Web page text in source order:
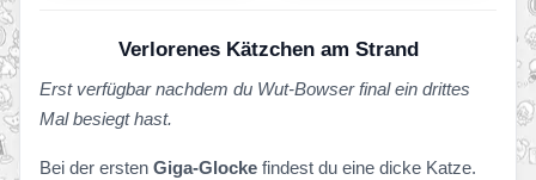
Verlorenes Kätzchen am Strand
Erst verfügbar nachdem du Wut-Bowser final ein drittes
Mal besiegt hast.
Bei der ersten Giga-Glocke findest du eine dicke Katze.